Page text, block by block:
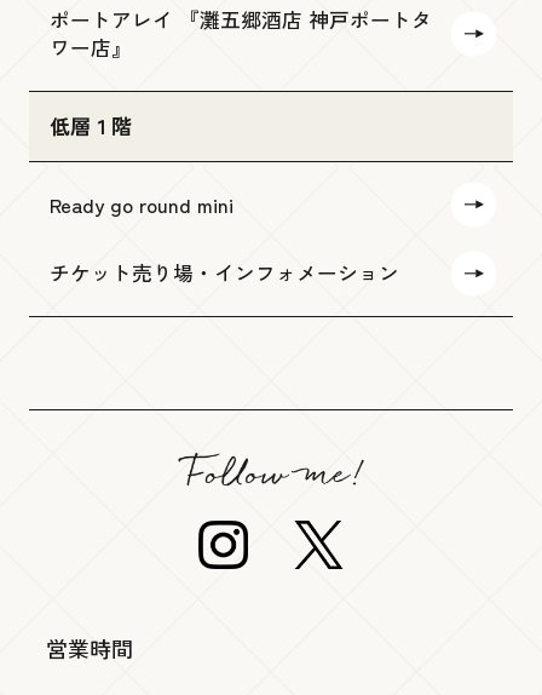
ポートアレイ 『灘五郷酒店 神戸ポートタ
ワー店』
低層１階
Ready go round mini
チケット売り場・インフォメーション
営業時間